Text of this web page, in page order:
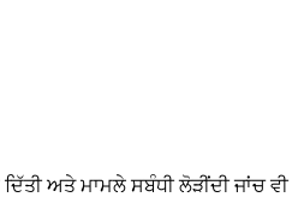
ਅਤੇ ਮਾਮਲੇ ਸਬੰਧੀ ਲੋੜੀਂਦੀ ਜਾਂਚ ਵੀ